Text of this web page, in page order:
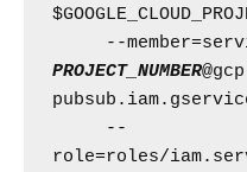
--
PROJECT_NUMBER
role=roles/